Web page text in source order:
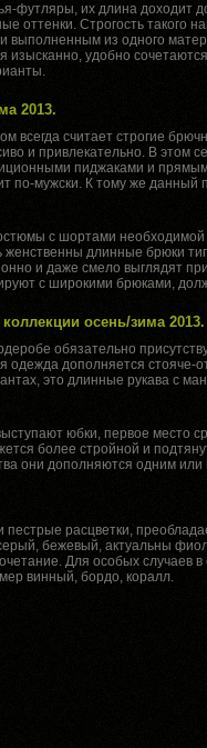
футляры, их длина доходит
оттенки. Строгость такого
выполненным из одного
изысканно, удобно
2013.
всегда считает строгие
и привлекательно. В этом
пиджаками и
по-мужски. К тому же данный
с шортами
длинные брюки
и даже смело выглядят
с широкими брюками,
осень/зима 2013.
обязательно
одежда дополняется
это длинные рукава с
юбки, первое место
более стройной и
они дополняются одним или
расцветки,
бежевый, актуальны
Для особых случаев
винный, бордо, коралл.